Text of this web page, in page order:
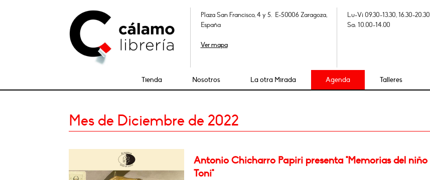
Plaza San Francisco, 4 y 5. E-50006 Zaragoza,
España
Ver mapa
Lu-Vi 09.30-13.30, 16.30-20.30
Sa: 10.00-14.00
Tienda Nosotros La otra Mirada Agenda Talleres
Mes de Diciembre de 2022
Antonio Chicharro Papiri presenta "Memorias del niño
Toni"